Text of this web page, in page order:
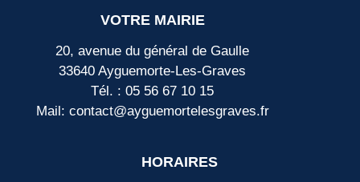
VOTRE MAIRIE
20, avenue du général de Gaulle
33640 Ayguemorte-Les-Graves
Tél. : 05 56 67 10 15
Mail: contact@ayguemortelesgraves.fr
HORAIRES